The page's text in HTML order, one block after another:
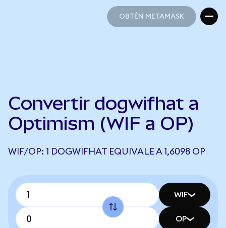
OBTÉN METAMASK
Convertir dogwifhat a
Optimism (WIF a OP)
WIF/OP: 1 DOGWIFHAT EQUIVALE A 1,6098 OP
WIF
OP